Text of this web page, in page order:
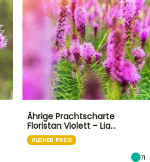
Ährige Prachtscharte
Floristan Violett - Lia…
KLEINER PREIS
71